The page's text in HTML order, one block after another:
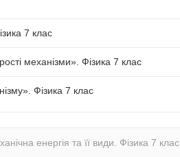
7 клас
механізми». Фізика 7 клас
Фізика 7 клас
енергія та її види. Фізика 7 клас